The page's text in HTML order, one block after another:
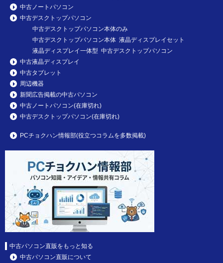
中古ノートパソコン
中古デスクトップパソコン
中古デスクトップパソコン本体のみ
中古デスクトップパソコン本体 液晶ディスプレイセット
液晶ディスプレイ一体型 中古デスクトップパソコン
中古液晶ディスプレイ
中古タブレット
周辺機器
新聞広告掲載の中古パソコン
中古ノートパソコン(在庫切れ)
中古デスクトップパソコン(在庫切れ)
PCチョクハン情報部(役立つコラムを多数掲載)
中古パソコン直販をもっと知る
中古パソコン直販について